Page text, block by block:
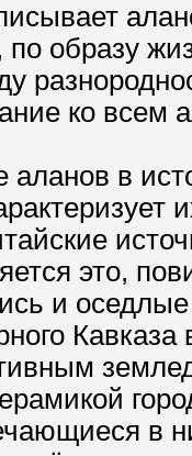
образу
ко всем
в
это,
и
Кавказа
в